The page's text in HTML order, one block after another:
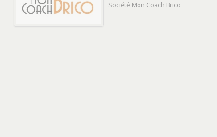
Société Mon Coach Brico